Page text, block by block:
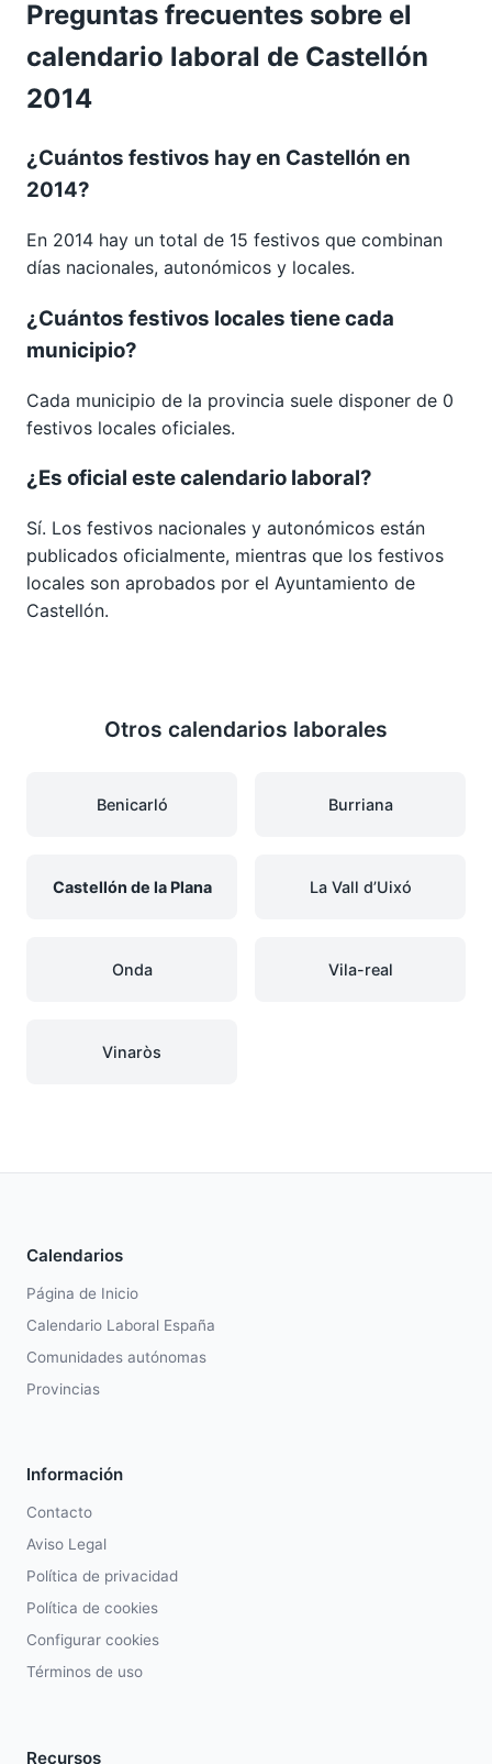
Preguntas frecuentes sobre el
calendario laboral de Castellón
2014
¿Cuántos festivos hay en Castellón en
2014?
En 2014 hay un total de 15 festivos que combinan
días nacionales, autonómicos y locales.
¿Cuántos festivos locales tiene cada
municipio?
Cada municipio de la provincia suele disponer de 0
festivos locales oficiales.
¿Es oficial este calendario laboral?
Sí. Los festivos nacionales y autonómicos están
publicados oficialmente, mientras que los festivos
locales son aprobados por el Ayuntamiento de
Castellón.
Otros calendarios laborales
Benicarló Burriana
Castellón de la Plana La Vall d’Uixó
Onda Vila-real
Vinaròs
Calendarios
Página de Inicio
Calendario Laboral España
Comunidades autónomas
Provincias
Información
Contacto
Aviso Legal
Política de privacidad
Política de cookies
Configurar cookies
Términos de uso
Recursos